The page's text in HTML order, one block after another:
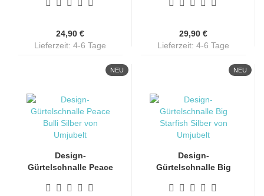
Umjubelt...
24,90 €
Lieferzeit: 4-6 Tage
Umjubelt...
29,90 €
Lieferzeit: 4-6 Tage
NEU
Design-
Gürtelschnalle Peace
NEU
Design-
Gürtelschnalle Big
Umjubelt...